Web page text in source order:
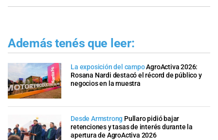
Además tenés que leer:
La exposición del campoAgroActiva 2026:
Rosana Nardi destacó el récord de público y
negocios en la muestra
Desde Armstrong Pullaro pidió bajar
retenciones y tasas de interés durante la
apertura de AgroActiva 2026